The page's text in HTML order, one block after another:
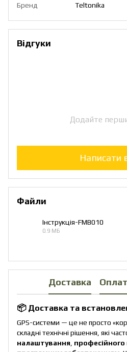
Бренд Teltonika
Відгуки
Додайте
Написати
Файли
Інструкція-FMB010
0.9 МБ
Доставка
📦 Доставка та
GPS-системи — це не просто
складні технічні рішення, які
налаштування